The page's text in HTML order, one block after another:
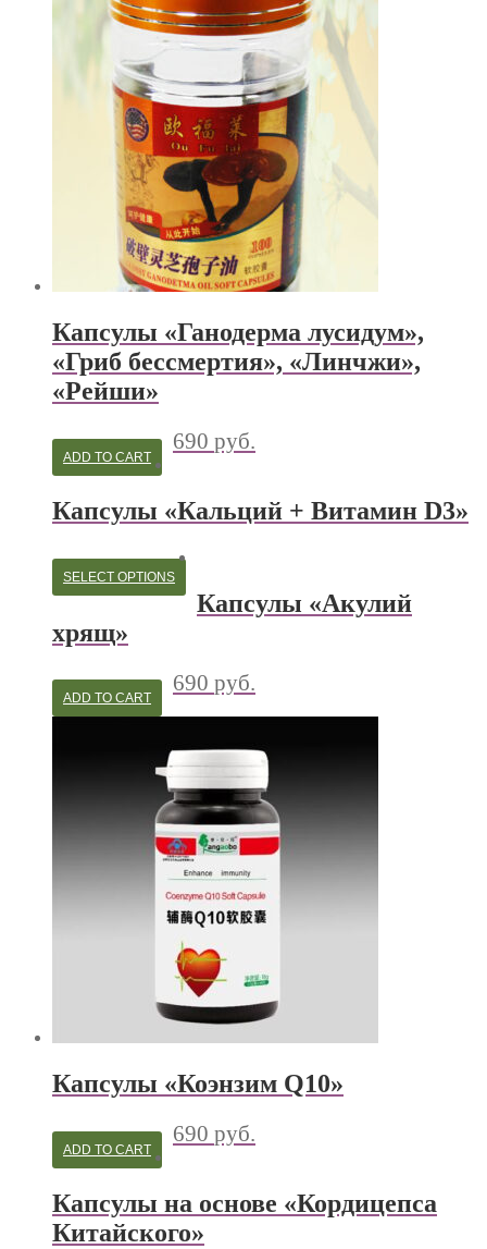
Капсулы «Ганодерма лусидум»,
«Гриб бессмертия», «Линчжи»,
«Рейши»
690 руб.
ADD TO CART
Капсулы «Кальций + Витамин D3»
SELECT OPTIONS
Капсулы «Акулий
хрящ»
690 руб.
ADD TO CART
Капсулы «Коэнзим Q10»
690 руб.
ADD TO CART
Капсулы на основе «Кордицепса
Китайского»